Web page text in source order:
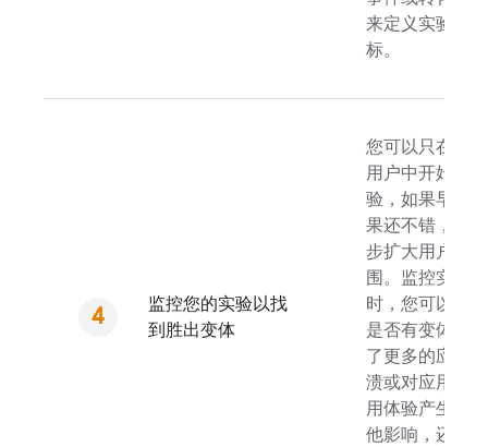
来定义实验目
标。
监控您的实验以找
到胜出变体
您可以只在几个
用户中开始实
验，如果早期结
果还不错，再逐
步扩大用户范
围。监控实验
时，您可以看到
是否有变体导致
了更多的应用崩
溃或对应用的使
用体验产生了其
他影响，还可以